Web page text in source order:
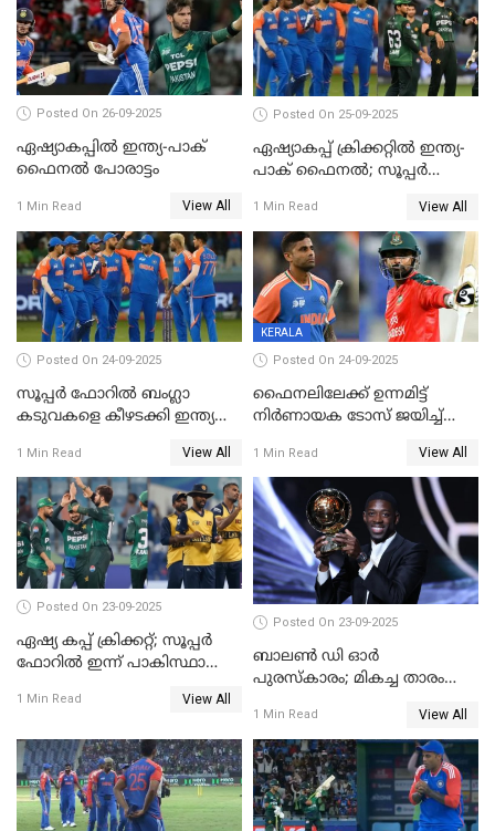
Posted On 26-09-2025
ഏഷ്യാകപ്പില്‍ ഇന്ത്യ-പാക്
ഫൈനല്‍ പോരാട്ടം
1 Min Read View All
Posted On 25-09-2025
ഏഷ്യാകപ്പ് ക്രിക്കറ്റിൽ ഇന്ത്യ-
പാക് ഫൈനല്‍; സൂപ്പർ
തോൽപിച്ച് പാകിസ്ഥാൻ
1 Min Read View All
Posted On 24-09-2025
സൂപ്പർ ഫോറിൽ ബംഗ്ലാ
കടുവകളെ കീഴടക്കി ഇന്ത്യ
1 Min Read View All
KERALA
Posted On 24-09-2025
ഫൈനലിലേക്ക് ഉന്നമിട്ട്
നിര്‍ണായക ടോസ് ജയിച്ച്
ഇന്ത്യയ്ക്ക് ബാറ്റിംഗ്
1 Min Read View All
Posted On 23-09-2025
ഏഷ്യ കപ്പ് ക്രിക്കറ്റ്; സൂപ്പര്‍
ഫോറിൽ ഇന്ന് പാകിസ്ഥാനും
1 Min Read View All
Posted On 23-09-2025
ബാലണ്‍ ഡി ഓര്‍
പുരസ്‌കാരം; മികച്ച താരം
1 Min Read View All